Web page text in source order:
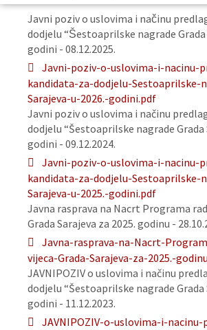
Javni poziv o uslovima i načinu
dodjelu “Šestoaprilske nagrade Grada
godini - 08.12.2025.
Javni-poziv-o-uslovima-i-nacinu-
kandidata-za-dodjelu-Sestoaprilske-
Sarajeva-u-2026.-godini.pdf
Javni poziv o uslovima i načinu
dodjelu “Šestoaprilske nagrade Grada
godini - 09.12.2024.
Javni-poziv-o-uslovima-i-nacinu-
kandidata-za-dodjelu-Sestoaprilske-
Sarajeva-u-2025.-godini.pdf
Javna rasprava na Nacrt Programa
Grada Sarajeva za 2025. godinu -
Javna-rasprava-na-Nacrt-
vijeca-Grada-Sarajeva-za-2025.-
JAVNIPOZIV o uslovima i načinu
dodjelu “Šestoaprilske nagrade Grada
godini - 11.12.2023.
JAVNIPOZIV-o-uslovima-i-